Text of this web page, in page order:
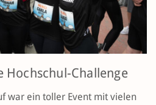
Hochschul-Challenge
war ein toller Event mit vielen